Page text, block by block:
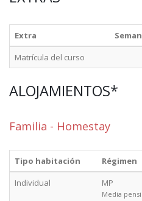
Extra
Matrícula del curso
ALOJAMIENTOS*
Familia - Homestay
Tipo habitación Régimen
Individual MP
Media